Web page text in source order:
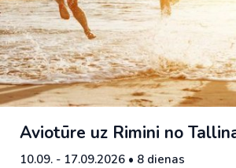
Aviotūre uz Rimini no
10.09. - 17.09.2026 • 8 dienas